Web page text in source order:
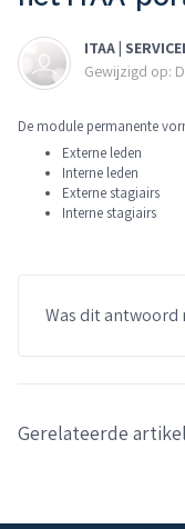
ITAA |
Gewijzigd op:
De module permanente
Externe leden
Interne leden
Externe stagiairs
Interne stagiairs
Was dit antwoord
Gerelateerde